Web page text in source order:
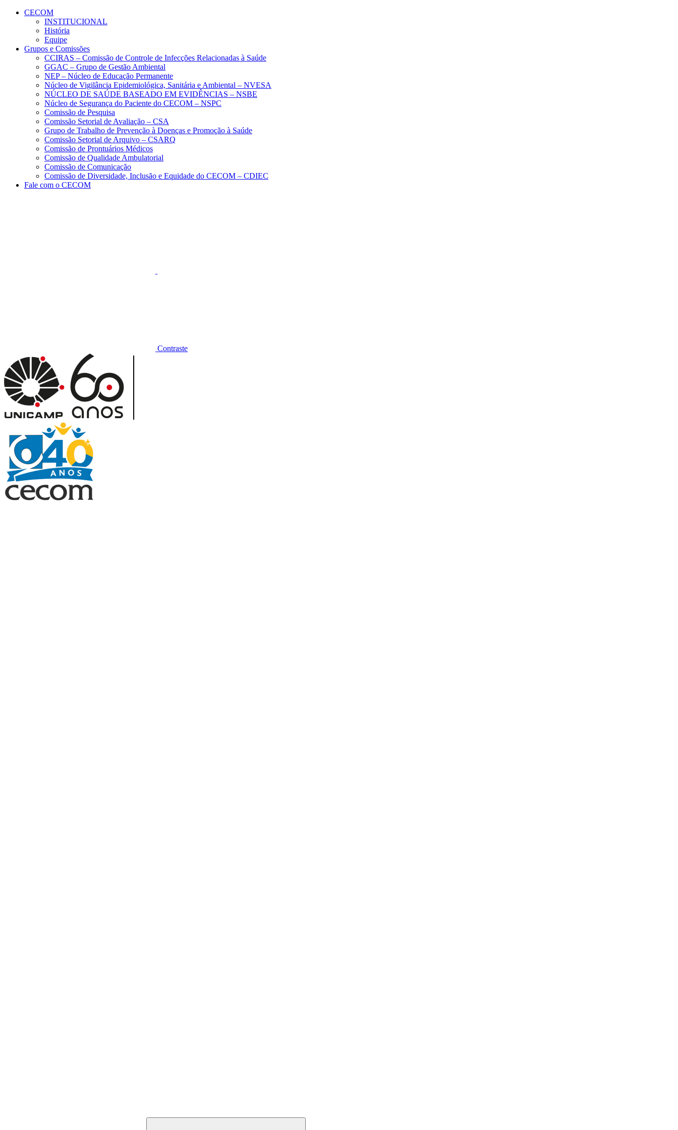
Conteúdo principal
CECOM
INSTITUCIONAL
História
Equipe
Grupos e Comissões
CCIRAS – Comissão de Controle de Infecções Relacionadas à Saúde
GGAC – Grupo de Gestão Ambiental
NEP – Núcleo de Educação Permanente
Núcleo de Vigilância Epidemiológica, Sanitária e Ambiental – NVESA
NÚCLEO DE SAÚDE BASEADO EM EVIDÊNCIAS – NSBE
Núcleo de Segurança do Paciente do CECOM – NSPC
Comissão de Pesquisa
Comissão Setorial de Avaliação – CSA
Grupo de Trabalho de Prevenção à Doenças e Promoção à Saúde
Comissão Setorial de Arquivo – CSARQ
Comissão de Prontuários Médicos
Comissão de Qualidade Ambulatorial
Comissão de Comunicação
Comissão de Diversidade, Inclusão e Equidade do CECOM – CDIEC
Fale com o CECOM
Contraste